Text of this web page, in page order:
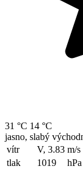
31 °C 14 °C
jasno, slabý
vítr
V, 3.83 m/s
tlak
1019
hPa